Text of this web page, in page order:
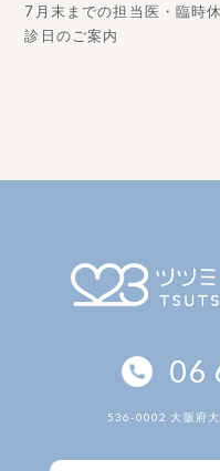
7月末までの担当医・臨時休
診日のご案内
06
536-0002 大阪府